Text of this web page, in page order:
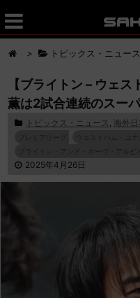
> トピックス・ニュース
【ブライトン – ウェ
薫は2試合連続のスー
トピックス・ニュース , 海外日
2025年4月26日